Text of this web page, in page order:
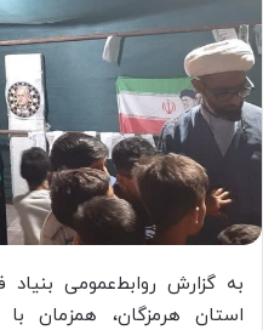
به گزارش روابط‌عمومی
استان هرمزگان، همزمان